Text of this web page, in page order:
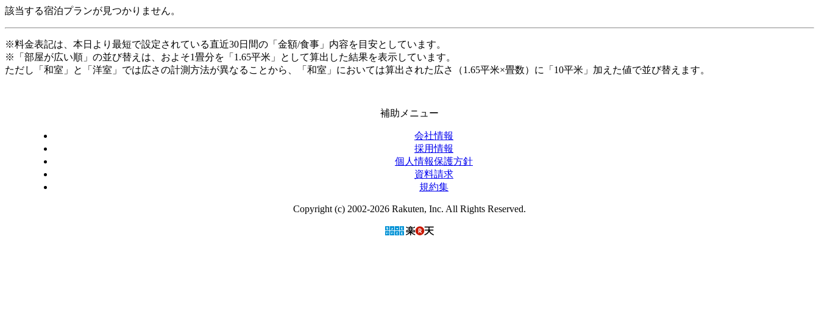
該当する宿泊プランが見つかりません。
※料金表記は、本日より最短で設定されている直近30日間の「金額/食事」内容を目安としています。
※「部屋が広い順」の並び替えは、およそ1畳分を「1.65平米」として算出した結果を表示しています。
ただし「和室」と「洋室」では広さの計測方法が異なることから、「和室」においては算出された広さ（1.65平米×畳数）に「10平米」加えた値で並び替えます。
補助メニュー
会社情報
採用情報
個人情報保護方針
資料請求
規約集
Copyright (c) 2002-2026 Rakuten, Inc. All Rights Reserved.